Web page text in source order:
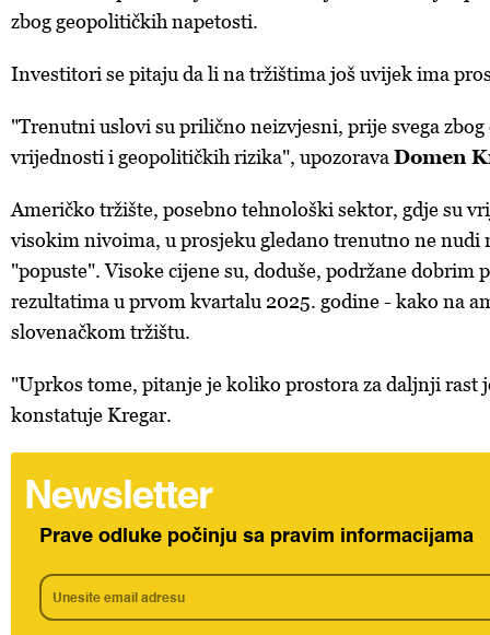
zbog geopolitičkih napetosti.
Investitori se pitaju da li na tržištima još uvijek ima
"Trenutni uslovi su prilično neizvjesni, prije svega
vrijednosti i geopolitičkih rizika", upozorava Domen
Američko tržište, posebno tehnološki sektor, gdje su
visokim nivoima, u prosjeku gledano trenutno ne nudi
"popuste". Visoke cijene su, doduše, podržane dobrim
rezultatima u prvom kvartalu 2025. godine - kako na
slovenačkom tržištu.
"Uprkos tome, pitanje je koliko prostora za daljnji rast
konstatuje Kregar.
Newsletter
Prave odluke počinju sa pravim informacijama